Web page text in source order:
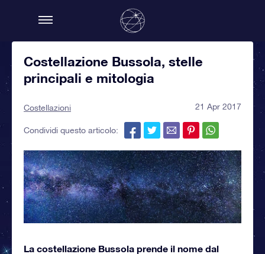
Costellazione Bussola, stelle
principali e mitologia
Costellazioni 21 Apr 2017
Condividi questo articolo:
La costellazione Bussola prende il nome dal